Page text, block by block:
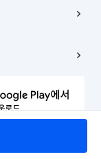
에게 있습니다.